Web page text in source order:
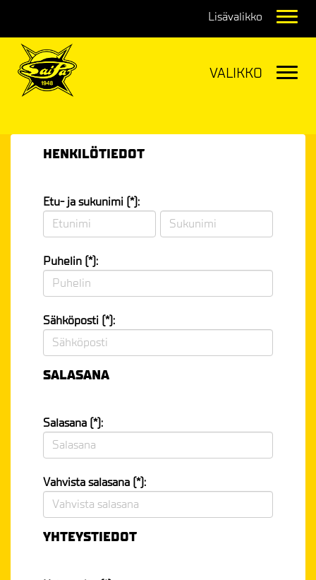
HENKILÖTIEDOT
Etu- ja sukunimi (*):
Puhelin (*):
Sähköposti (*):
SALASANA
Salasana (*):
Vahvista salasana (*):
YHTEYSTIEDOT